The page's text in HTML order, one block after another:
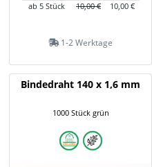
ab 5 Stück
10,00 € 10,00 €
1-2 Werktage
Bindedraht 140 x 1,6 mm
1000 Stück grün